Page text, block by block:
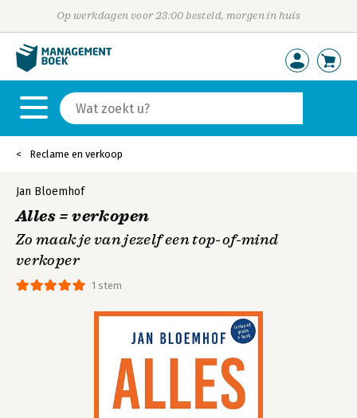
Op werkdagen voor 23:00 besteld, morgen in huis
Reclame en verkoop
1 stem
Jan Bloemhof
Alles = verkopen
Zo maak je van jezelf een top-of-mind
verkoper